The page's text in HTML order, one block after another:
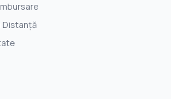
Distanță